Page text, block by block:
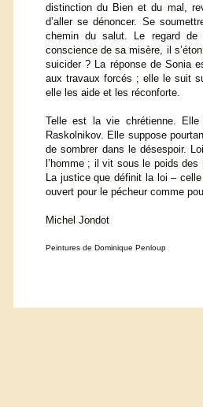
distinction du Bien et du mal,
d’aller se dénoncer. Se
chemin du salut. Le regard de
conscience de sa misère, il
suicider ? La réponse de Sonia
aux travaux forcés ; elle le suit
elle les aide et les réconforte.
Telle est la vie chrétienne.
Raskolnikov. Elle suppose
de sombrer dans le désespoir.
l’homme ; il vit sous le poids
La justice que définit la loi –
ouvert pour le pécheur comme
Michel Jondot
Peintures de Dominique Penloup